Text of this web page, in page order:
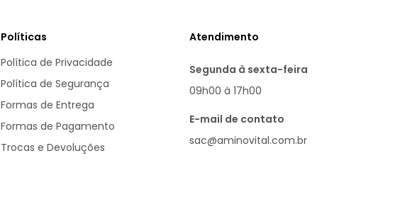
Políticas
Política de Privacidade
Política de Segurança
Formas de Entrega
Formas de Pagamento
Trocas e Devoluções
Atendimento
Segunda à sexta-feira
09h00 à 17h00
E-mail de contato
sac@aminovital.com.br